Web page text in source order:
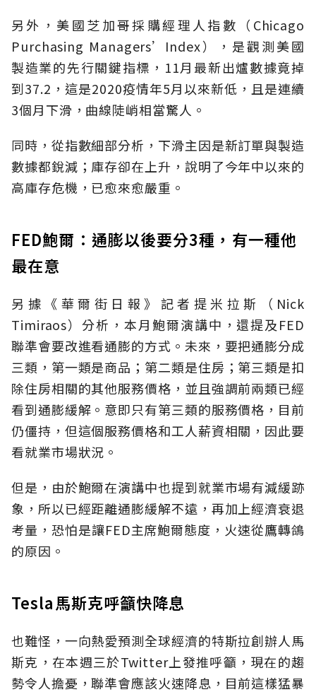
另外，美國芝加哥採購經理人指數（Chicago
Purchasing Managers’Index），是觀測美國
製造業的先行關鍵指標，11月最新出爐數據竟掉
到37.2，這是2020疫情年5月以來新低，且是連續
3個月下滑，曲線陡峭相當驚人。
同時，從指數細部分析，下滑主因是新訂單與製造
數據都銳減；庫存卻在上升，說明了今年中以來的
高庫存危機，已愈來愈嚴重。
FED鮑爾：通膨以後要分3種，有一種他
最在意
另據《華爾街日報》記者提米拉斯（Nick
Timiraos）分析，本月鮑爾演講中，還提及FED
聯準會要改進看通膨的方式。未來，要把通膨分成
三類，第一類是商品；第二類是住房；第三類是扣
除住房相關的其他服務價格，並且強調前兩類已經
看到通膨緩解。意即只有第三類的服務價格，目前
仍僵持，但這個服務價格和工人薪資相關，因此要
看就業市場狀況。
但是，由於鮑爾在演講中也提到就業市場有減緩跡
象，所以已經距離通膨緩解不遠，再加上經濟衰退
考量，恐怕是讓FED主席鮑爾態度，火速從鷹轉鴿
的原因。
Tesla馬斯克呼籲快降息
也難怪，一向熱愛預測全球經濟的特斯拉創辦人馬
斯克，在本週三於Twitter上發推呼籲，現在的趨
勢令人擔憂，聯準會應該火速降息，目前這樣猛暴